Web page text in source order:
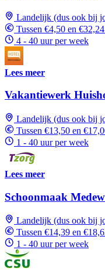
Landelijk (dus ook bij
Tussen €4,50 en
4 - 40 uur per week
Lees meer
Vakantiewerk
Landelijk (dus ook bij
Tussen €13,50 en
1 - 40 uur per week
Lees meer
Schoonmaak
Landelijk (dus ook bij
Tussen €14,39 en
1 - 40 uur per week